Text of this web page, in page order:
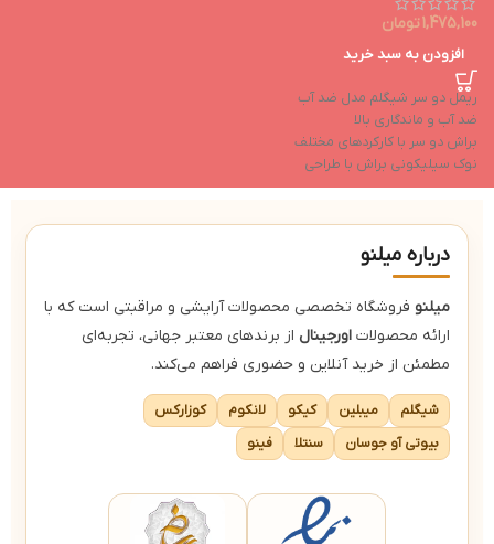
1,475,100تومان
افزودن به سبد خرید
ریمل دو سر شیگلم مدل ضد آب
ضد آب و ماندگاری بالا
براش دو سر با کارکردهای مختلف
نوک سیلیکونی براش با طراحی
هوشمند
درباره میلنو
میلنو فروشگاه تخصصی محصولات آرایشی و مراقبتی است که با
ارائه محصولات اورجینال از برندهای معتبر جهانی، تجربه‌ای
مطمئن از خرید آنلاین و حضوری فراهم می‌کند.
شیگلم میبلین کیکو لانکوم
کوزارکس
بیوتی آو جوسان
سنتلا فینو